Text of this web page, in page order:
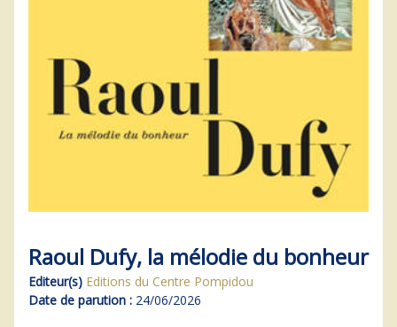
Raoul Dufy, la mélodie du bonheur
Editeur(s) Editions du Centre Pompidou
Date de parution : 24/06/2026